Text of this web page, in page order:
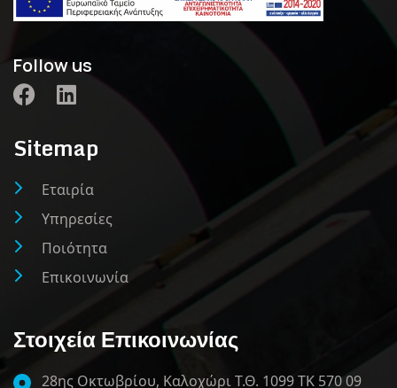
Follow us
Sitemap
Εταιρία
Υπηρεσίες
Ποιότητα
Επικοινωνία
Στοιχεία Επικοινωνίας
28ης Οκτωβρίου, Καλοχώρι Τ.Θ. 1099 ΤΚ 570 09